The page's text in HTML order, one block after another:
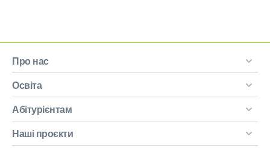
Про нас
Освіта
Абітурієнтам
Наші проєкти